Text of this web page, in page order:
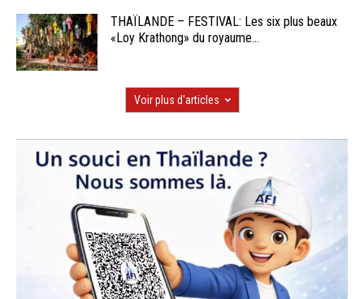
THAÏLANDE – FESTIVAL: Les six plus beaux
«Loy Krathong» du royaume...
Voir plus d'articles